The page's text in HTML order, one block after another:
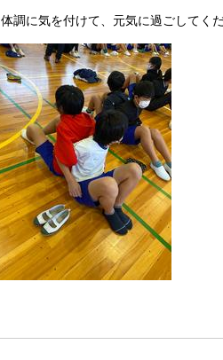
体調に気を付けて、元気に過ごしてくだ